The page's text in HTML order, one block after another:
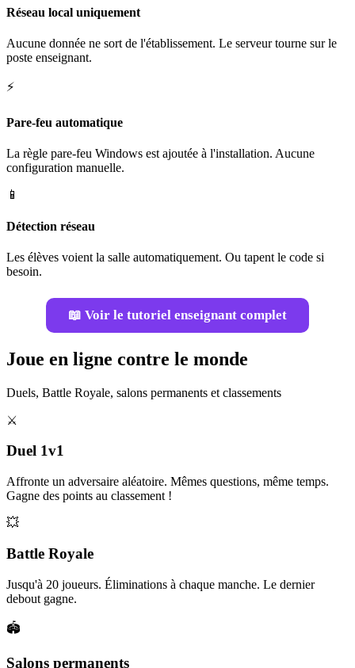
Réseau local uniquement
Aucune donnée ne sort de l'établissement. Le serveur tourne sur le
poste enseignant.
⚡
Pare-feu automatique
La règle pare-feu Windows est ajoutée à l'installation. Aucune
configuration manuelle.
📱
Détection réseau
Les élèves voient la salle automatiquement. Ou tapent le code si
besoin.
📖 Voir le tutoriel enseignant complet
Joue en ligne contre le monde
Duels, Battle Royale, salons permanents et classements
⚔️
Duel 1v1
Affronte un adversaire aléatoire. Mêmes questions, même temps.
Gagne des points au classement !
💥
Battle Royale
Jusqu'à 20 joueurs. Éliminations à chaque manche. Le dernier
debout gagne.
🏟️
Salons permanents